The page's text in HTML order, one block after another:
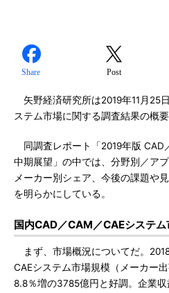
Share Post
矢野経済研究所は2019年11月25
ステム市場に関する調査結果の概要
同調査レポート「2019年版 CAD
中期展望」の中では、分野別／ア
メーカー別シェア、今後の課題や
を明らかにしている。
国内CAD／CAM／CAEシステム
まず、市場概況についてだ。
CAEシステム市場規模（メーカー
8.8％増の3785億円と好調。企業収